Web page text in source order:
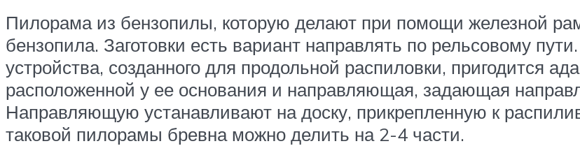
Пилорама из бензопилы, которую делают при помощи железной
бензопила. Заготовки есть вариант направлять по рельсовому
устройства, созданного для продольной распиловки, пригодится
расположенной у ее основания и направляющая, задающая
Направляющую устанавливают на доску, прикрепленную к
таковой пилорамы бревна можно делить на 2-4 части.